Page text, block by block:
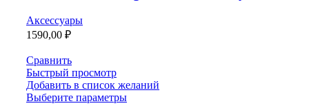
Аксессуары
1590,00 ₽
Сравнить
Быстрый просмотр
Добавить в список желаний
Выберите параметры